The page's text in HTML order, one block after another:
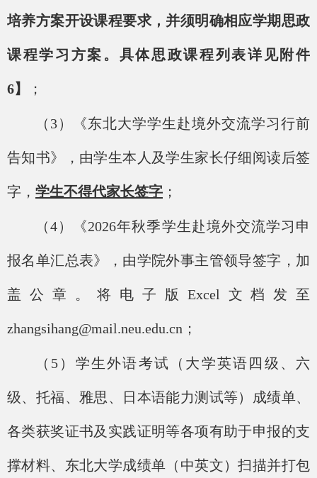
培养方案开设课程要求，并须明确相应学期思政
课程学习方案。具体思政课程列表详见附件
6】 ；
（ 3）《东北大学学生赴境外交流学习行前
告知书》，由学生本人及学生家长仔细阅读后签
字， 学生不得代家长签字 ；
（4）《2026年秋季学生赴境外交流学习申
报名单汇总表》，由学院外事主管领导签字，加
盖公章。将电子版 Excel文档发至
zhangsihang@mail.neu.edu.cn；
（ 5）学生外语考试（大学英语四级、六
级、托福、雅思、日本语能力测试等）成绩单、
各类获奖证书及实践证明等各项有助于申报的支
撑材料、东北大学成绩单（中英文）扫描并打包